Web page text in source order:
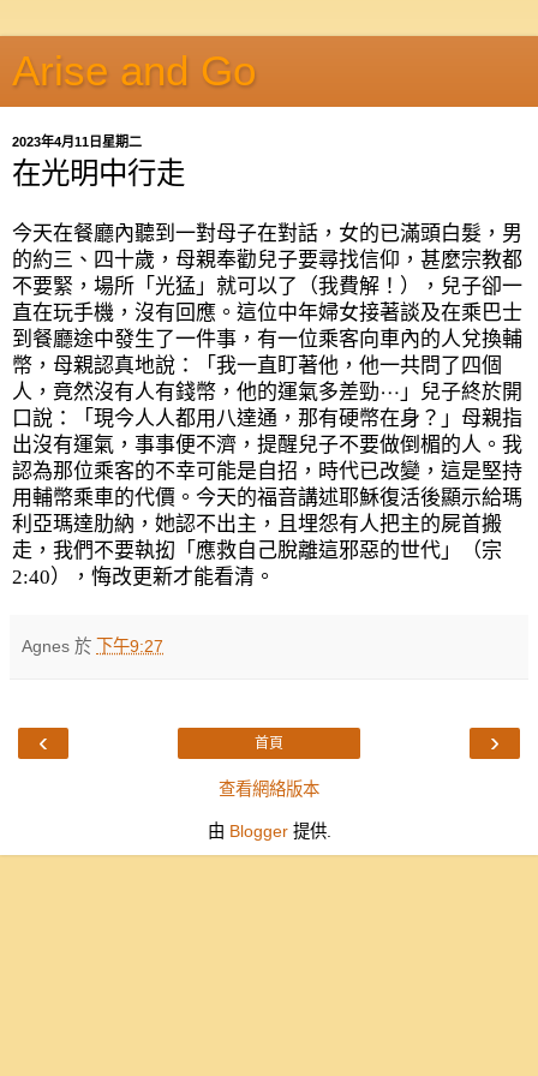
Arise and Go
2023年4月11日星期二
在光明中行走
今天在餐廳內聽到一對母子在對話，女的已滿頭白髮，男
的約三、四十歲，母親奉勸兒子要尋找信仰，甚麼宗教都
不要緊，場所「光猛」就可以了（我費解！），兒子卻一
直在玩手機，沒有回應。這位中年婦女接著談及在乘巴士
到餐廳途中發生了一件事，有一位乘客向車內的人兌換輔
幣，母親認真地說：「我一直盯著他，他一共問了四個
人，竟然沒有人有錢幣，他的運氣多差勁⋯」兒子終於開
口說：「現今人人都用八達通，那有硬幣在身？」母親指
出沒有運氣，事事便不濟，提醒兒子不要做倒楣的人。我
認為那位乘客的不幸可能是自招，時代已改變，這是堅持
用輔幣乘車的代價。今天的福音講述耶穌復活後顯示給瑪
利亞瑪達肋納，她認不出主，且埋怨有人把主的屍首搬
走，我們不要執抝「應救自己脫離這邪惡的世代」（宗
2:40），悔改更新才能看清。
Agnes 於 下午9:27
‹ ›
首頁
查看網絡版本
由 Blogger提供.